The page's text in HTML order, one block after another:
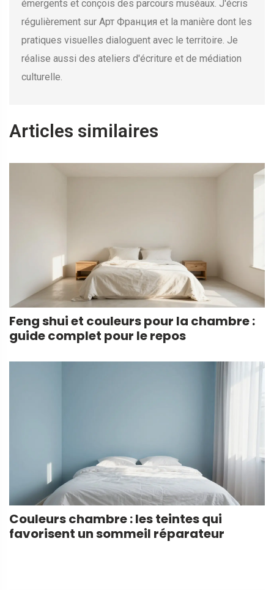
émergents et conçois des parcours muséaux. J'écris
régulièrement sur Арт Франция et la manière dont les
pratiques visuelles dialoguent avec le territoire. Je
réalise aussi des ateliers d'écriture et de médiation
culturelle.
Articles similaires
Feng shui et couleurs pour la chambre :
guide complet pour le repos
Couleurs chambre : les teintes qui
favorisent un sommeil réparateur